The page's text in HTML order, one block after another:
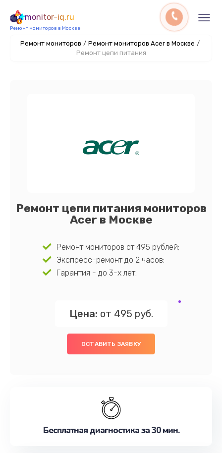
monitor-iq.ru
Ремонт мониторов в Москве
Ремонт мониторов / Ремонт мониторов Acer в Москве /
Ремонт цепи питания
Ремонт цепи питания мониторов
Acer в Москве
Ремонт мониторов от 495 рублей;
Экспресс-ремонт до 2 часов;
Гарантия - до 3-х лет;
Цена: от 495 руб.
ОСТАВИТЬ ЗАЯВКУ
Бесплатная диагностика за 30 мин.